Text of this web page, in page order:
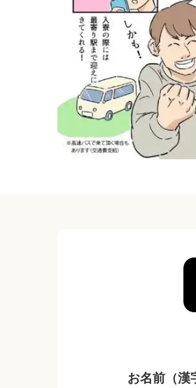
お名前（漢